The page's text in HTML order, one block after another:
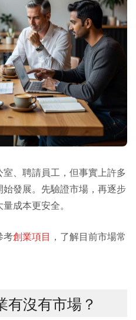
、聘請員工，但事實上許多
發展。先驗證市場，再逐步
成本更安全。
考創業項目 ，了解目前市場常
有沒有市場？